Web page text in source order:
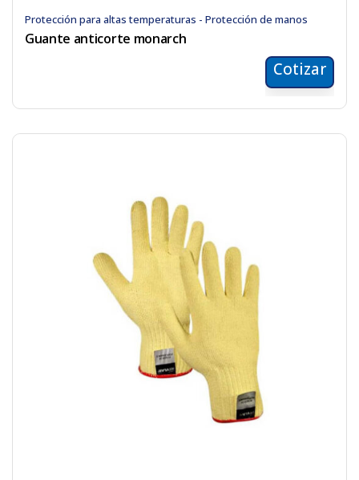
Protección para altas temperaturas - Protección de manos
Guante anticorte monarch
Cotizar